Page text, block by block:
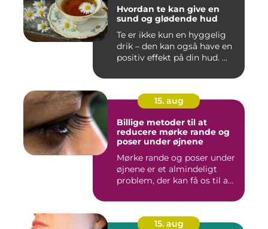
Hvordan te kan give en
sund og glødende hud
Te er ikke kun en hyggelig
drik – den kan også have en
positiv effekt på din hud. ...
15. aug
Billige metoder til at
reducere mørke rande og
poser under øjnene
Mørke rande og poser under
øjnene er et almindeligt
problem, der kan få os til a...
15. aug